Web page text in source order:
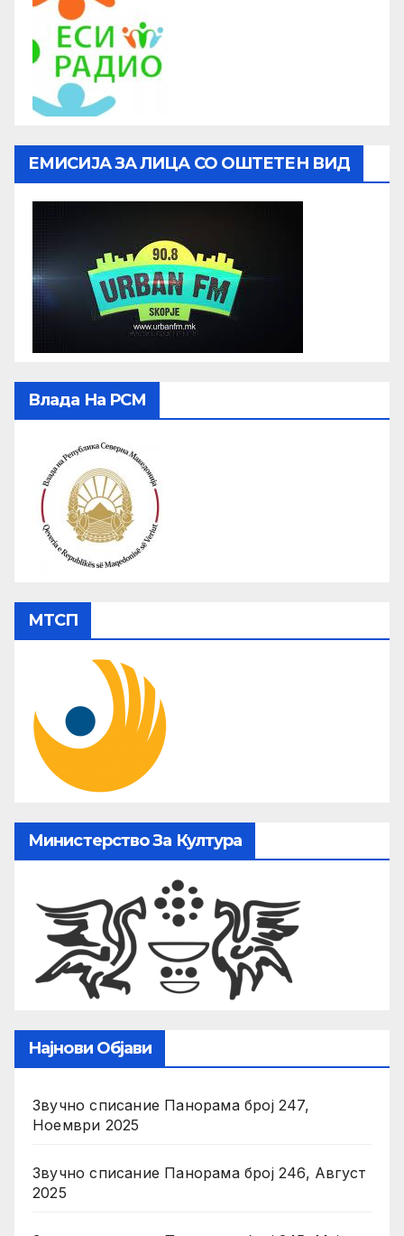
ЕМИСИЈА ЗА ЛИЦА СО ОШТЕТЕН ВИД
Влада На РСМ
МТСП
Министерство За Култура
Најнови Објави
Звучно списание Панорама број 247,
Ноември 2025
Звучно списание Панорама број 246, Август
2025